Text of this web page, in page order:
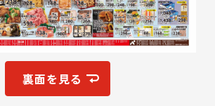
裏面を見る